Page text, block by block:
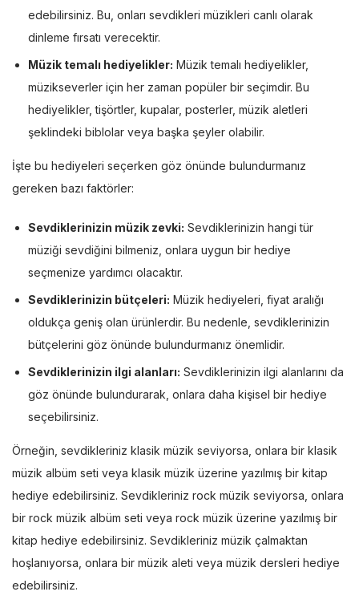
edebilirsiniz. Bu, onları sevdikleri müzikleri canlı olarak
dinleme fırsatı verecektir.
Müzik temalı hediyelikler: Müzik temalı hediyelikler,
müzikseverler için her zaman popüler bir seçimdir. Bu
hediyelikler, tişörtler, kupalar, posterler, müzik aletleri
şeklindeki biblolar veya başka şeyler olabilir.
İşte bu hediyeleri seçerken göz önünde bulundurmanız
gereken bazı faktörler:
Sevdiklerinizin müzik zevki: Sevdiklerinizin hangi tür
müziği sevdiğini bilmeniz, onlara uygun bir hediye
seçmenize yardımcı olacaktır.
Sevdiklerinizin bütçeleri: Müzik hediyeleri, fiyat aralığı
oldukça geniş olan ürünlerdir. Bu nedenle, sevdiklerinizin
bütçelerini göz önünde bulundurmanız önemlidir.
Sevdiklerinizin ilgi alanları: Sevdiklerinizin ilgi alanlarını da
göz önünde bulundurarak, onlara daha kişisel bir hediye
seçebilirsiniz.
Örneğin, sevdikleriniz klasik müzik seviyorsa, onlara bir klasik
müzik albüm seti veya klasik müzik üzerine yazılmış bir kitap
hediye edebilirsiniz. Sevdikleriniz rock müzik seviyorsa, onlara
bir rock müzik albüm seti veya rock müzik üzerine yazılmış bir
kitap hediye edebilirsiniz. Sevdikleriniz müzik çalmaktan
hoşlanıyorsa, onlara bir müzik aleti veya müzik dersleri hediye
edebilirsiniz.